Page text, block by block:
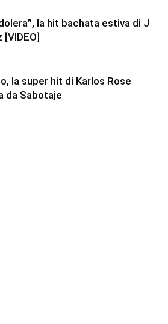
la hit bachata estiva di J
[VIDEO]
la super hit di Karlos Rose
da Sabotaje